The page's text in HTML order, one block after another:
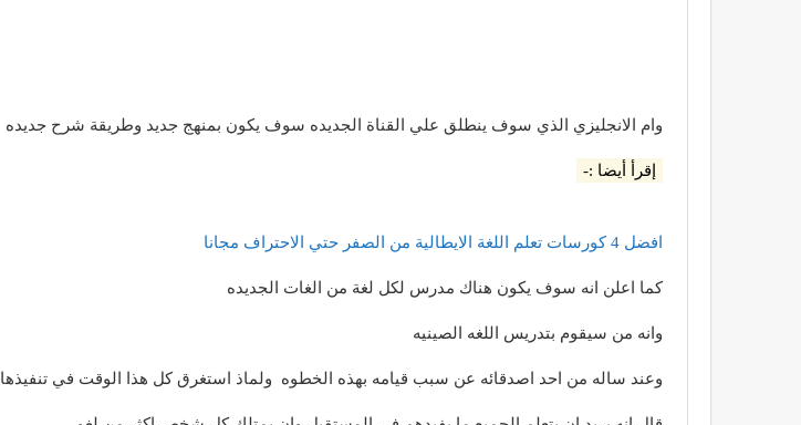
وام الانجليزي الذي سوف ينطلق علي القناة الجديده سوف يكون بمنهج جديد وطريقة شرح جديده
إقرأ أيضا :-
افضل 4 كورسات تعلم اللغة الايطالية من الصفر حتي الاحتراف مجانا
كما اعلن انه سوف يكون هناك مدرس لكل لغة من الغات الجديده
وانه من سيقوم بتدريس اللغه الصينيه
وعند ساله من احد اصدقائه عن سبب قيامه بهذه الخطوه ولماذ استغرق كل هذا الوقت في تنفيذها